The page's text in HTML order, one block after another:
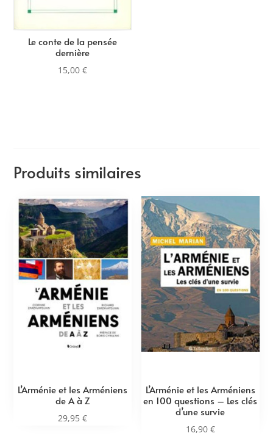
Le conte de la pensée
dernière
15,00€
Produits similaires
L’Arménie et les Arméniens
de A à Z
29,95€
L’Arménie et les Arméniens
en 100 questions – Les clés
d’une survie
16,90 €